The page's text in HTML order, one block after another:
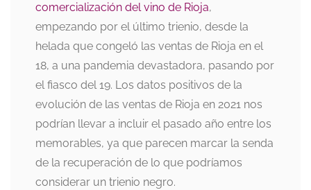
comercialización del vino de Rioja,
empezando por el último trienio, desde la
helada que congeló las ventas de Rioja en el
18, a una pandemia devastadora, pasando por
el fiasco del 19. Los datos positivos de la
evolución de las ventas de Rioja en 2021 nos
podrían llevar a incluir el pasado año entre los
memorables, ya que parecen marcar la senda
de la recuperación de lo que podríamos
considerar un trienio negro.